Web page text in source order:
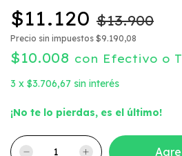
$11.120 $13.900
Precio sin impuestos $9.190,08
$10.008 con Efectivo o
3 x $3.706,67 sin interés
¡No te lo pierdas, es el último!